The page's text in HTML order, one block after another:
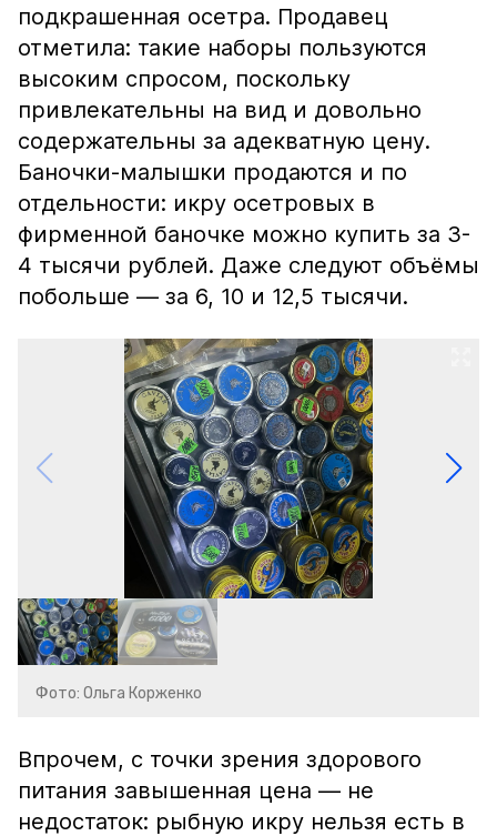
подкрашенная осетра. Продавец
отметила: такие наборы пользуются
высоким спросом, поскольку
привлекательны на вид и довольно
содержательны за адекватную цену.
Баночки-малышки продаются и по
отдельности: икру осетровых в
фирменной баночке можно купить за 3-
4 тысячи рублей. Даже следуют объёмы
побольше — за 6, 10 и 12,5 тысячи.
Фото: Ольга Корженко
Впрочем, с точки зрения здорового
питания завышенная цена — не
недостаток: рыбную икру нельзя есть в